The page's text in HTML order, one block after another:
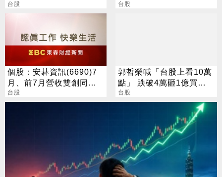
廠 今年資本支出增至697
台股 台股
個股：安碁資訊(6690)7
月、前7月營收雙創同期
高點，本月再奪兩大資安
專案
台股
郭哲榮喊「台股上看10萬
點」 跌破4萬砸1億買
0050
台股